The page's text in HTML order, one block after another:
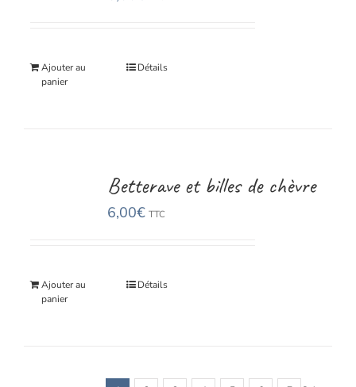
Ajouter au
panier
Détails
Betterave et billes de chèvre
6,00€ TTC
Ajouter au
panier
Détails